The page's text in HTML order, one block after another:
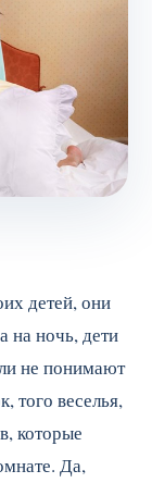
детей, они
на ночь, дети
не понимают
того веселья,
которые
Да,